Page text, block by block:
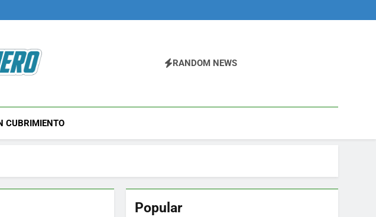
RANDOM NEWS
CUBRIMIENTO
Popular